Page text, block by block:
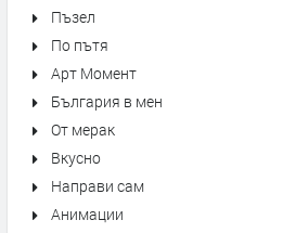
Пъзел
По пътя
Арт Момент
България в мен
От мерак
Вкусно
Направи сам
Анимации